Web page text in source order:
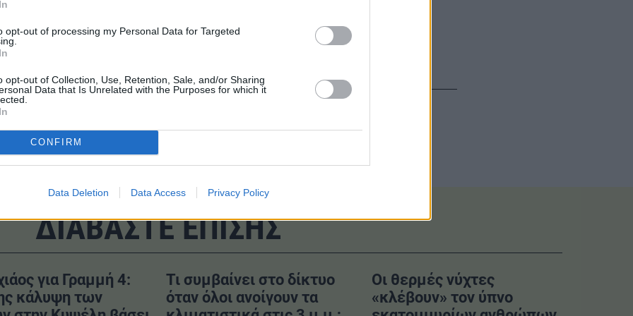
opt-out of processing my Personal Data for Targeted
opt-out of Collection, Use, Retention, Sale, and/or Sharing
Data that Is Unrelated with the Purposes for which it
CONFIRM
Data Deletion Data Access Privacy Policy
210-6861111,
#Εκποίηση μετοχών
ΔΙΑΒΑΣΤΕ ΕΠΙΣΗΣ
για Γραμμή 4:
κάλυψη των
Τι συμβαίνει στο δίκτυο
όταν όλοι ανοίγουν τα
Οι θερμές νύχτες
«κλέβουν» τον ύπνο